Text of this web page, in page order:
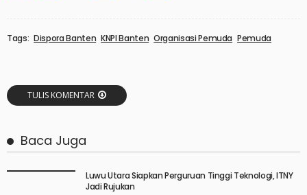
Tags: Dispora Banten KNPI Banten Organisasi Pemuda Pemuda
TULIS KOMENTAR
Baca Juga
Luwu Utara Siapkan Perguruan Tinggi Teknologi, ITNY
Jadi Rujukan